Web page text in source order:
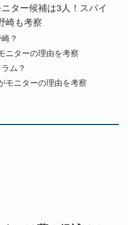
ター候補は3人！スパイ
崎も考察
？
ニターの理由を考察
ム？
モニターの理由を考察